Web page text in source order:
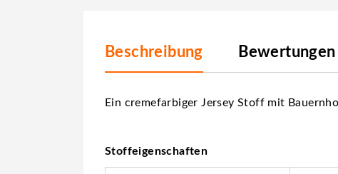
Beschreibung Bewertungen
Ein cremefarbiger Jersey Stoff mit
Stoffeigenschaften